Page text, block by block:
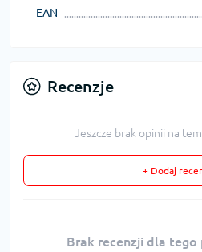
EAN
Recenzje
Jeszcze brak opinii na
+ Dodaj
Brak recenzji dla